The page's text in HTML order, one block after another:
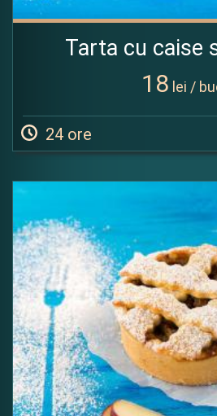
Tarta cu caise
18 lei /
24 ore